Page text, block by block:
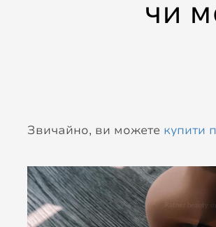
ЧИ
Звичайно, ви можете купити